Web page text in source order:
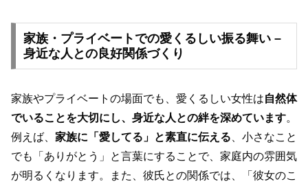
家族・プライベートでの愛くるしい振る舞い –
身近な人との良好関係づくり
家族やプライベートの場面でも、愛くるしい女性は自然体
でいることを大切にし、身近な人との絆を深めています。
例えば、 家族に「愛してる」と素直に伝える 、小さなこと
でも「ありがとう」と言葉にすることで、家庭内の雰囲気
が明るくなります。また、彼氏との関係では、「彼女のこ